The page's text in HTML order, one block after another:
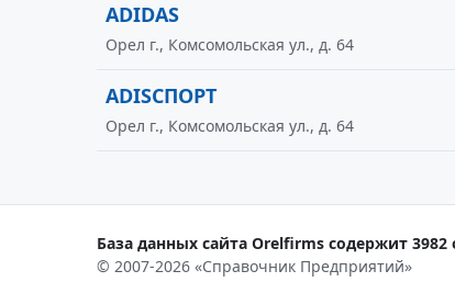
ADIDAS
Орел г., Комсомольская ул., д. 64
ADISСПОРТ
Орел г., Комсомольская ул., д. 64
База данных сайта Orelfirms содержит
© 2007-2026 «Справочник Предприятий»